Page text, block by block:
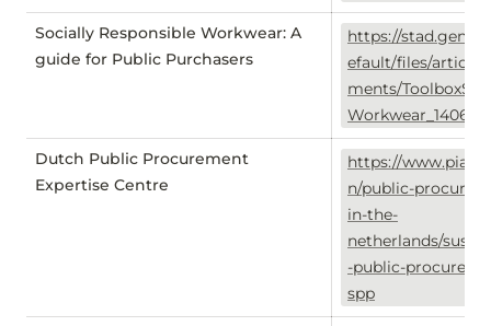
Socially Responsible Workwear: A
guide for Public Purchasers
https://stad.gent/
efault/files/article/
ments/
Dutch Public Procurement
Expertise Centre
https://
n/public-
in-the-
netherlands/
-public-
spp